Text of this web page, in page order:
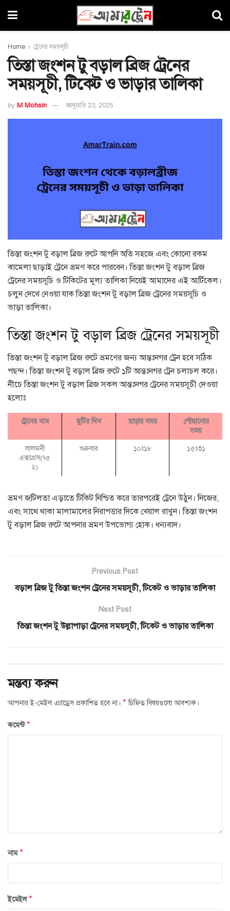
Home ট্রেনের সময়সূচী
তিস্তা জংশন টু বড়াল ব্রিজ ট্রেনের
সময়সূচী, টিকেট ও ভাড়ার তালিকা
by M Mohsin জানুয়ারি 23, 2025
তিস্তা জংশন টু বড়াল ব্রিজ রুটে আপনি অতি সহজে এবং কোনো রকম
ঝামেলা ছাড়াই ট্রেনে ভ্রমণ করে পারবেন। তিস্তা জংশন টু বড়াল ব্রিজ
ট্রেনের সময়সূচি ও টিকিটের মূল্য তালিকা নিয়েই আমাদের এই আর্টিকেল।
চলুন দেখে নেওয়া যাক তিস্তা জংশন টু বড়াল ব্রিজ ট্রেনের সময়সূচি ও
ভাড়া তালিকা।
তিস্তা জংশন টু বড়াল ব্রিজ ট্রেনের সময়সূচী
তিস্তা জংশন টু বড়াল ব্রিজ রুটে ভ্রমণের জন্য আন্তঃনগর ট্রেন হবে সঠিক
পছন্দ। তিস্তা জংশন টু বড়াল ব্রিজ রুটে ১টি আন্তঃনগর ট্রেন চলাচল করে।
নীচে তিস্তা জংশন টু বড়াল ব্রিজ সকল আন্তঃনগর ট্রেনের সময়সূচী দেওয়া
হলোঃ
ট্রেনের নাম ছুটির দিন ছাড়ায় সময়
পৌছানোর
সময়
লালমনী
এক্সপ্রেস(৭৫
২)
শুক্রবার ১০ঃ১৮ ১৫ঃ৩১
ভ্রমণ জটিলতা এড়াতে টিকিট নিশ্চিত করে তারপরেই ট্রেনে উঠুন। নিজের,
এবং সাথে থাকা মালামালের নিরাপত্তার দিকে খেয়াল রাখুন। তিস্তা জংশন
টু বড়াল ব্রিজ রুটে আপনার ভ্রমণ উপভোগ্য হোক। ধন্যবাদ।
Previous Post
বড়াল ব্রিজ টু তিস্তা জংশন ট্রেনের সময়সূচী, টিকেট ও ভাড়ার তালিকা
Next Post
তিস্তা জংশন টু উল্লাপাড়া ট্রেনের সময়সূচী, টিকেট ও ভাড়ার তালিকা
মন্তব্য করুন
আপনার ই-মেইল এ্যাড্রেস প্রকাশিত হবে না। * চিহ্নিত বিষয়গুলো আবশ্যক।
কমেন্ট*
নাম*
ইমেইল*